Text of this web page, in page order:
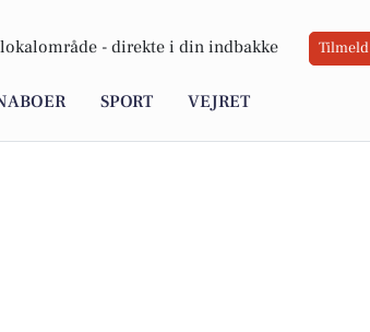
lokalområde - direkte i din indbakke Tilmeld
SPORT VEJRET